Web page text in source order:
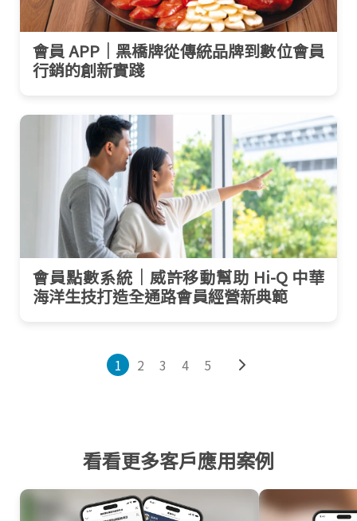
會員 APP｜黑橋牌從傳統品牌到數位會員
行銷的創新實踐
會員點數系統｜威許移動幫助 Hi-Q 中華
海洋生技打造全通路會員經營新典範
1 2 3 4 5
看看更多客戶應用案例